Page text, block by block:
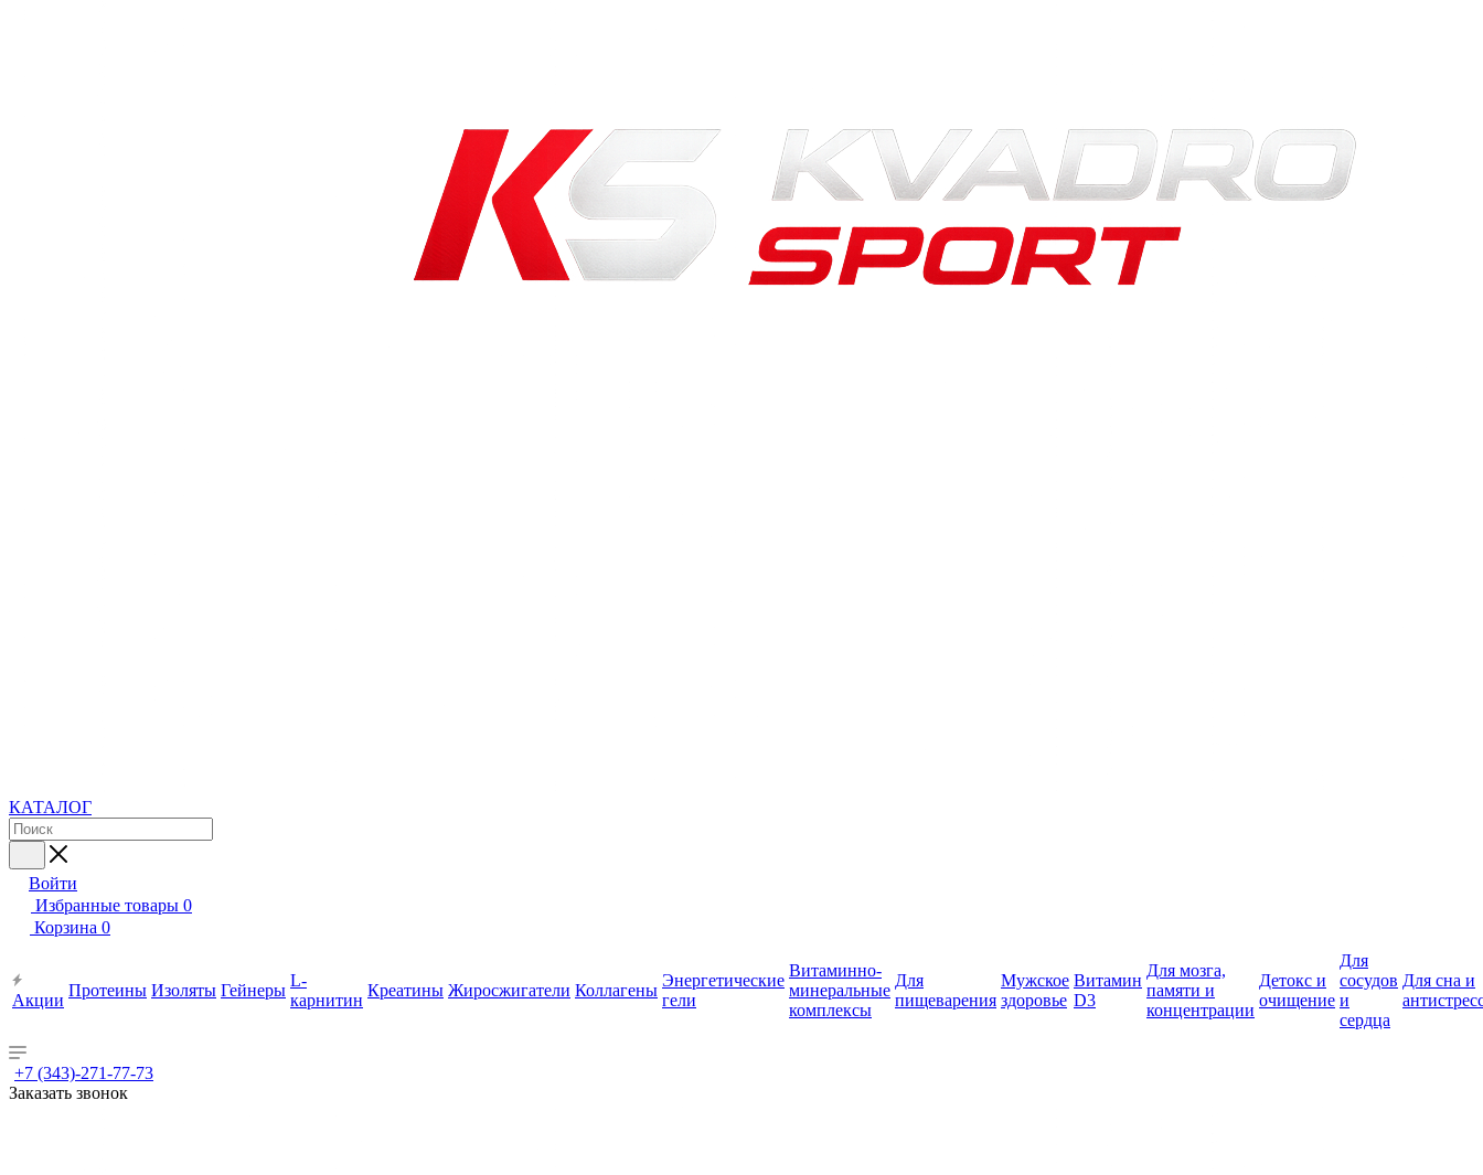
КАТАЛОГ
Войти
Избранные товары 0
Корзина 0
Акции
Протеины Изоляты Гейнеры
L-
карнитин
Креатины Жиросжигатели Коллагены
Энергетические
гели
Витаминно-
минеральные
комплексы
Для
пищеварения
Мужское
здоровье
Витамин
D3
Для мозга,
памяти и
концентрации
Детокс и
очищение
Для
сосудов
и
сердца
Для сна и
+7 (343)-271-77-73
Заказать звонок